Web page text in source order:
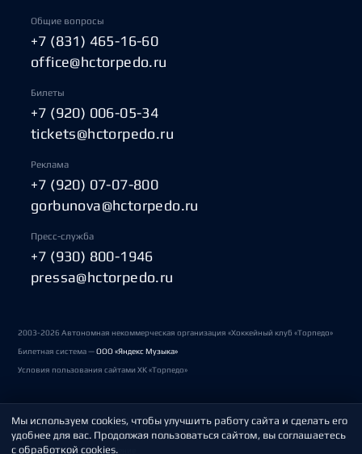
Общие вопросы
+7 (831) 465-16-60
office@hctorpedo.ru
Билеты
+7 (920) 006-05-34
tickets@hctorpedo.ru
Реклама
+7 (920) 07-07-800
gorbunova@hctorpedo.ru
Пресс-служба
+7 (930) 800-1946
pressa@hctorpedo.ru
2003-2026 Автономная некоммерческая организация «Хоккейный клуб «Торпедо»
Билетная система —ООО «Яндекс Музыка»
Условия пользования сайтами ХК «Торпедо»
Политика обработки персональных данных
Пользовательское соглашение
Мы используем cookies, чтобы улучшить работу сайта и сделать его
удобнее для вас. Продолжая пользоваться сайтом, вы соглашаетесь
с обработкой cookies.